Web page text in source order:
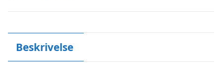
Beskrivelse